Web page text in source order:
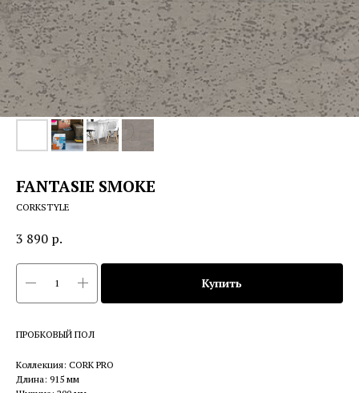
FANTASIE SMOKE
CORKSTYLE
3 890 р.
Купить
ПРОБКОВЫЙ ПОЛ
Коллекция: CORK PRO
Длина: 915 мм